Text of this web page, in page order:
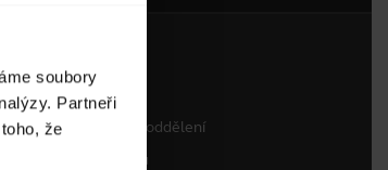
soubory
Partneři
že
nás
Kontaktujte prodejní oddělení
Kontaktovat podporu